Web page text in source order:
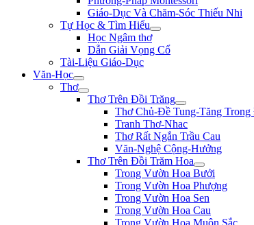
Giáo-Dục Và Chăm-Sóc Thiếu Nhi
Tự Học & Tìm Hiểu
Học Ngâm thơ
Dẫn Giải Vọng Cổ
Tài-Liệu Giáo-Dục
Văn-Học
Thơ
Thơ Trên Đồi Trăng
Thơ Chủ-Đề Tung-Tăng
Tranh Thơ-Nhac
Thơ Rất Ngắn Trầu Cau
Văn-Nghệ Cộng-Hưởng
Thơ Trên Đồi Trăm Hoa
Trong Vườn Hoa Bưởi
Trong Vườn Hoa Phượng
Trong Vườn Hoa Sen
Trong Vườn Hoa Cau
Trong Vườn Hoa Muôn Sắc